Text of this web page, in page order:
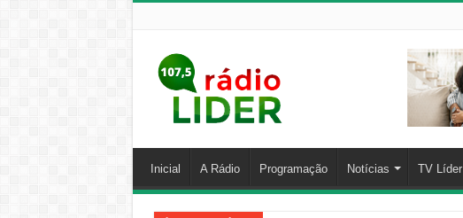
Inicial A Rádio Programação Notícias TV Líder